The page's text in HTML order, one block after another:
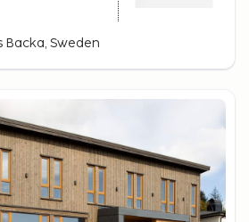
Backa, Sweden